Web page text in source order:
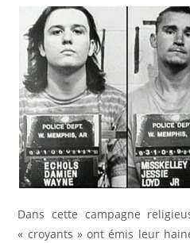
Dans cette campagne
« croyants » ont émis leur